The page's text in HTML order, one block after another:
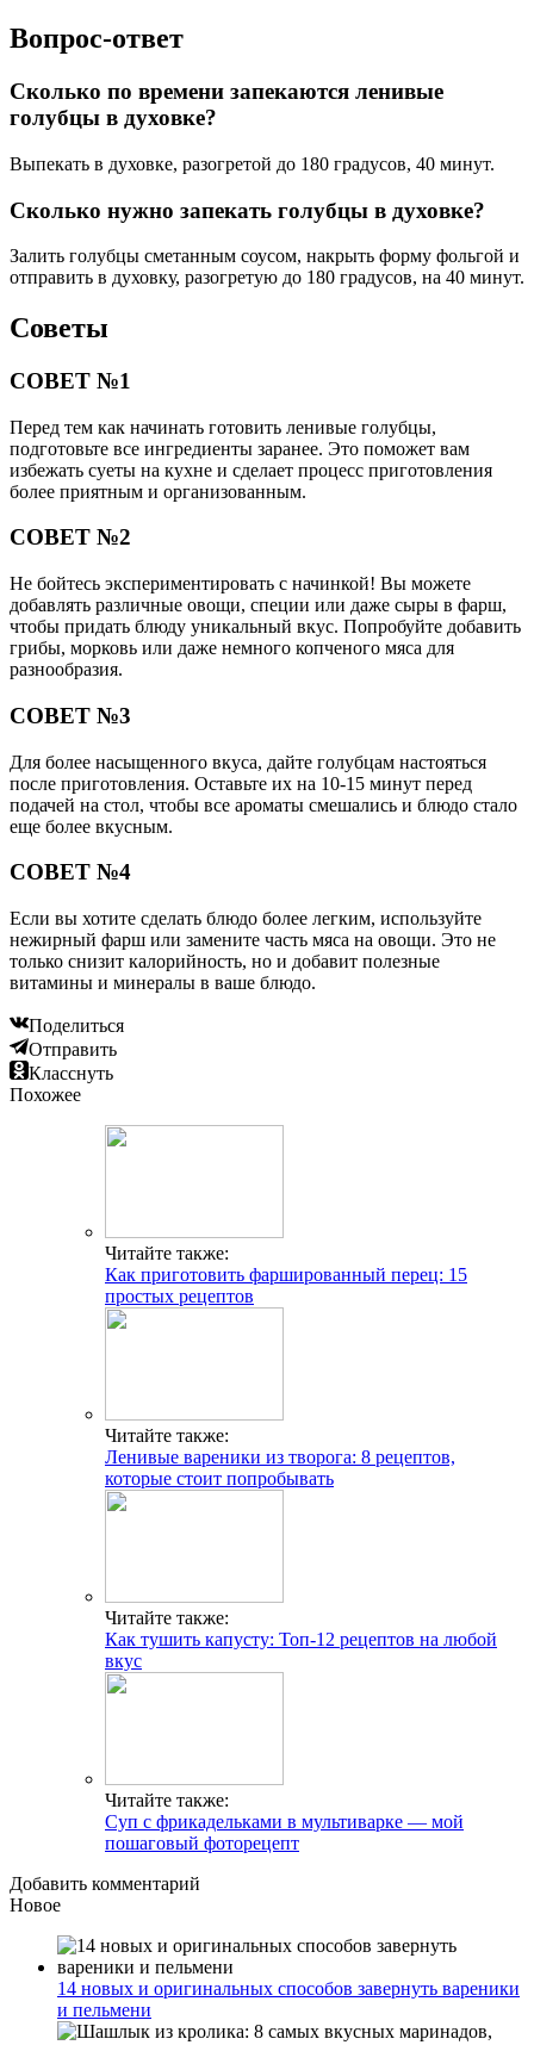
Вопрос-ответ
Сколько по времени запекаются ленивые
голубцы в духовке?
Выпекать в духовке, разогретой до 180 градусов, 40 минут.
Сколько нужно запекать голубцы в духовке?
Залить голубцы сметанным соусом, накрыть форму фольгой и
отправить в духовку, разогретую до 180 градусов, на 40 минут.
Советы
СОВЕТ №1
Перед тем как начинать готовить ленивые голубцы,
подготовьте все ингредиенты заранее. Это поможет вам
избежать суеты на кухне и сделает процесс приготовления
более приятным и организованным.
СОВЕТ №2
Не бойтесь экспериментировать с начинкой! Вы можете
добавлять различные овощи, специи или даже сыры в фарш,
чтобы придать блюду уникальный вкус. Попробуйте добавить
грибы, морковь или даже немного копченого мяса для
разнообразия.
СОВЕТ №3
Для более насыщенного вкуса, дайте голубцам настояться
после приготовления. Оставьте их на 10-15 минут перед
подачей на стол, чтобы все ароматы смешались и блюдо стало
еще более вкусным.
СОВЕТ №4
Если вы хотите сделать блюдо более легким, используйте
нежирный фарш или замените часть мяса на овощи. Это не
только снизит калорийность, но и добавит полезные
витамины и минералы в ваше блюдо.
Поделиться
Отправить
Класснуть
Похожее
Читайте также:
Как приготовить фаршированный перец: 15
простых рецептов
Читайте также:
Ленивые вареники из творога: 8 рецептов,
которые стоит попробывать
Читайте также:
Как тушить капусту: Топ-12 рецептов на любой
вкус
Читайте также:
Суп с фрикадельками в мультиварке — мой
пошаговый фоторецепт
Добавить комментарий
Новое
14 новых и оригинальных способов завернуть вареники
и пельмени